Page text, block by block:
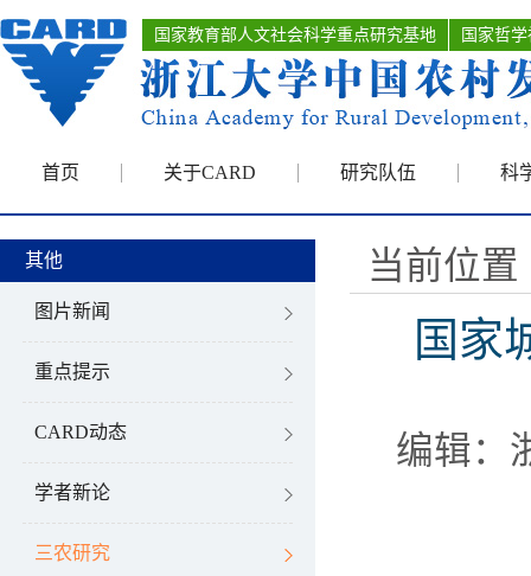
国家教育部人文社会科学重点研究基地 国家哲
首页 关于CARD 研究队伍 科
其他
图片新闻
重点提示
CARD动态
学者新论
三农研究
当前位置
国家
编辑：